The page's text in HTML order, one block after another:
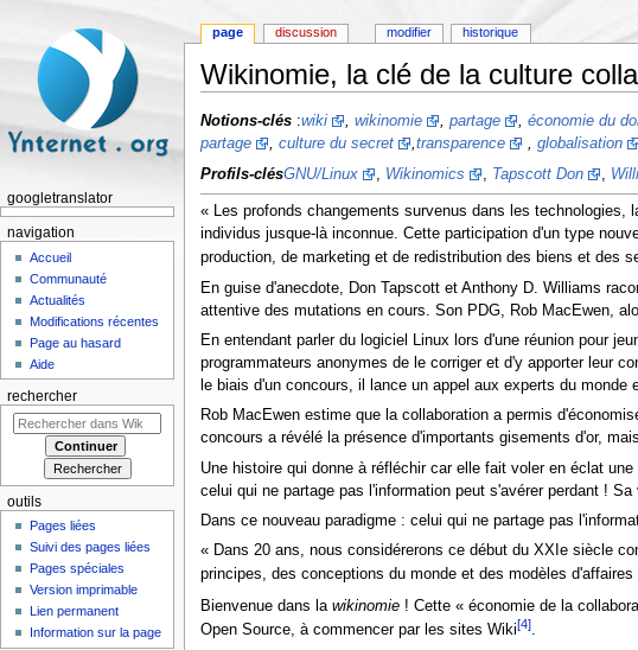
Wikinomie, la clé de la culture
Notions-clés:wiki , wikinomie , partage , économie du
partage
, culture du secret ,transparence , globalisation
Profils-clésGNU/Linux Wikinomics Tapscott Don
« Les profonds changements survenus dans les technologies,
individus jusque-là inconnue. Cette participation d'un type
production, de marketing et de redistribution des biens et des
En guise d'anecdote, Don Tapscott et Anthony D. Williams
attentive des mutations en cours. Son PDG, Rob MacEwen,
En entendant parler du logiciel Linux lors d'une réunion pour
programmateurs anonymes de le corriger et d'y apporter leur
le biais d'un concours, il lance un appel aux experts du
Rob MacEwen estime que la collaboration a permis
concours a révélé la présence d'importants gisements d'or,
Une histoire qui donne à réfléchir car elle fait voler en éclat une
celui qui ne partage pas l'information peut s'avérer perdant !
Dans ce nouveau paradigme : celui qui ne partage pas
« Dans 20 ans, nous considérerons ce début du XXIe siècle
principes, des conceptions du monde et des modèles
Bienvenue dans la wikinomie! Cette « économie de la
Open Source, à commencer par les sites Wiki[4].
page discussion modifier historique
googletranslator
navigation
Accueil
Communauté
Actualités
Modifications récentes
Page au hasard
Aide
rechercher
outils
Pages liées
Suivi des pages liées
Pages spéciales
Version imprimable
Lien permanent
Information sur la page